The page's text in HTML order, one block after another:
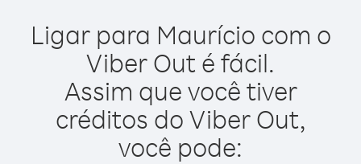
Ligar para Maurício com o
Viber Out é fácil.
Assim que você tiver
créditos do Viber Out,
você pode: